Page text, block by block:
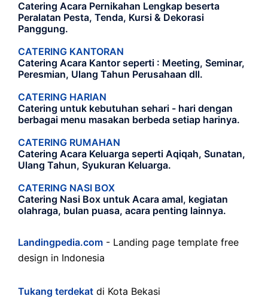
Catering Acara Pernikahan Lengkap beserta
Peralatan Pesta, Tenda, Kursi & Dekorasi
Panggung.
CATERING KANTORAN
Catering Acara Kantor seperti : Meeting, Seminar,
Peresmian, Ulang Tahun Perusahaan dll.
CATERING HARIAN
Catering untuk kebutuhan sehari - hari dengan
berbagai menu masakan berbeda setiap harinya.
CATERING RUMAHAN
Catering Acara Keluarga seperti Aqiqah, Sunatan,
Ulang Tahun, Syukuran Keluarga.
CATERING NASI BOX
Catering Nasi Box untuk Acara amal, kegiatan
olahraga, bulan puasa, acara penting lainnya.
Landingpedia.com - Landing page template free
design in Indonesia
Tukang terdekat di Kota Bekasi